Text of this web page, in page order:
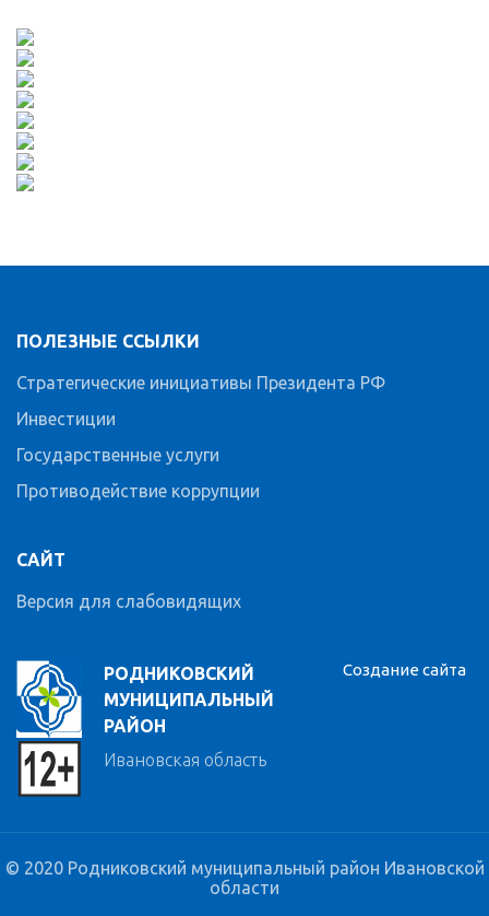
РОДНИКОВСКИЙ
МУНИЦИПАЛЬНЫЙ
РАЙОН
Ивановская область
ПОЛЕЗНЫЕ ССЫЛКИ
Стратегические инициативы Президента РФ
Инвестиции
Государственные услуги
Противодействие коррупции
САЙТ
Версия для слабовидящих
Создание сайта
© 2020 Родниковский муниципальный район Ивановской
области